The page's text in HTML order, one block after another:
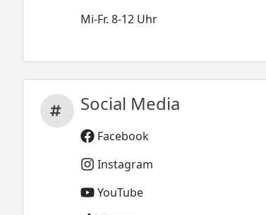
Mi-Fr. 8-12 Uhr
Social Media
Facebook
Instagram
YouTube